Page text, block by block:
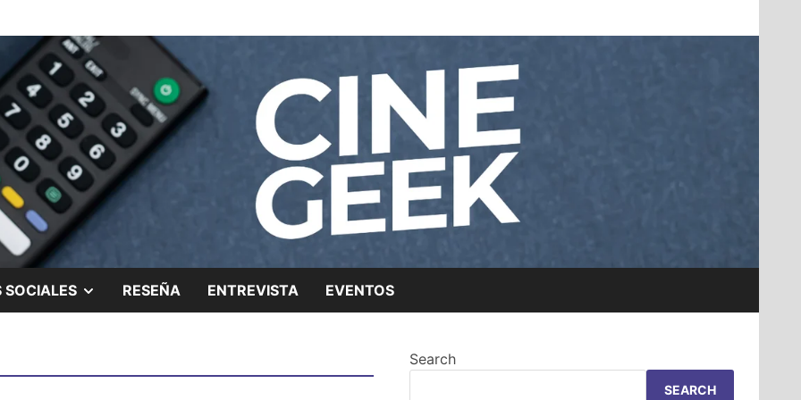
SOCIALES SHOW
MENU
RESEÑA ENTREVISTA EVENTOS
Search
SEARCH